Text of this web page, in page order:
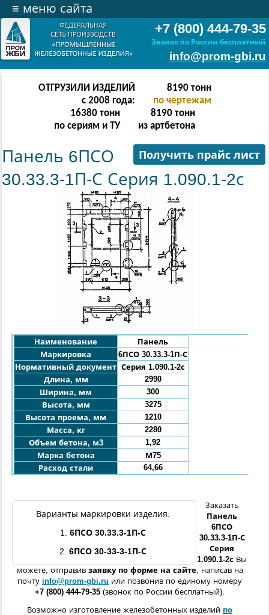
+7 (800) 444-79-35
Звонок по России бесплатный
info@prom-gbi.ru
≡ меню сайта
ОТГРУЗИЛИ ИЗДЕЛИЙ
с 2008 года:
16382тонн
по чертежам
32764 тонн
по сериям и ТУ
16382 тонн
из артбетона
Получить прайс лист
Панель 6ПСО
30.33.3-1П-С Серия 1.090.1-2с
Наименование
Панель
Маркировка
6ПСО 30.33.3-1П-С
Нормативный документ Серия 1.090.1-2с
Длина, мм
2990
Ширина, мм
300
Высота, мм
3275
Высота проема, мм
1210
Масса, кг
2280
Объем бетона, м3
1,92
Марка бетона
М75
Расход стали
64,66
Варианты маркировки изделия:
1. 6ПСО 30.33.3-1П-С
2. 6ПСО 30-33-3-1П-С
Заказать
Панель
6ПСО
30.33.3-1П-С
Серия
1.090.1-2с Вы
можете, отправив заявку по форме на сайте, написав на
почту info@prom-gbi.ru или позвонив по единому номеру
+7 (800) 444-79-35 (звонок по России бесплатный).
Возможно изготовление железобетонных изделий по